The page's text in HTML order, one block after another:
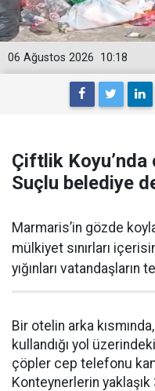
10:18
06 Ağustos 2026
Çiftlik Koyu’nda
Suçlu belediye
Marmaris’in gözde
mülkiyet sınırları
yığınları vatandaşların
Bir otelin arka
kullandığı yol
çöpler cep telefonu
Konteynerlerin